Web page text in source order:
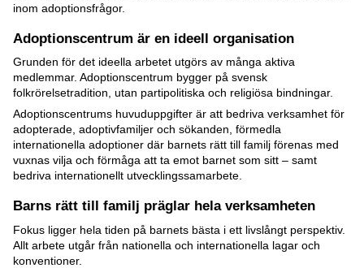
inom adoptionsfrågor.
Adoptionscentrum är en ideell organisation
Grunden för det ideella arbetet utgörs av många aktiva
medlemmar. Adoptionscentrum bygger på svensk
folkrörelsetradition, utan partipolitiska och religiösa bindningar.
Adoptionscentrums huvuduppgifter är att bedriva verksamhet för
adopterade, adoptivfamiljer och sökanden, förmedla
internationella adoptioner där barnets rätt till familj förenas med
vuxnas vilja och förmåga att ta emot barnet som sitt – samt
bedriva internationellt utvecklingssamarbete.
Barns rätt till familj präglar hela verksamheten
Fokus ligger hela tiden på barnets bästa i ett livslångt perspektiv.
Allt arbete utgår från nationella och internationella lagar och
konventioner.